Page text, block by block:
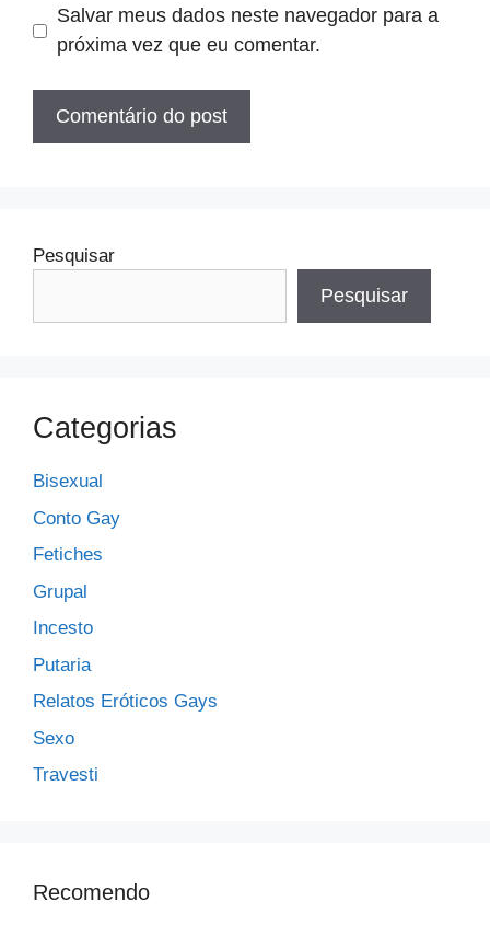
Salvar meus dados neste navegador para a
próxima vez que eu comentar.
Pesquisar
Pesquisar
Categorias
Bisexual
Conto Gay
Fetiches
Grupal
Incesto
Putaria
Relatos Eróticos Gays
Sexo
Travesti
Recomendo